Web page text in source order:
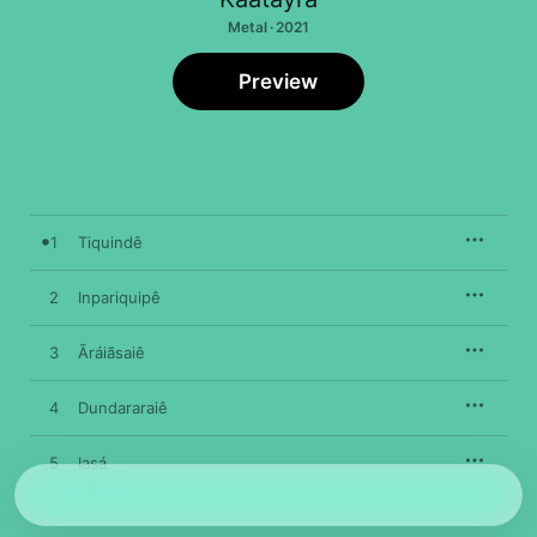
Metal · 2021
Preview
1 Tiquindê
2 Inpariquipê
3 Ãráiãsaiê
4 Dundararaiê
5 Iasá